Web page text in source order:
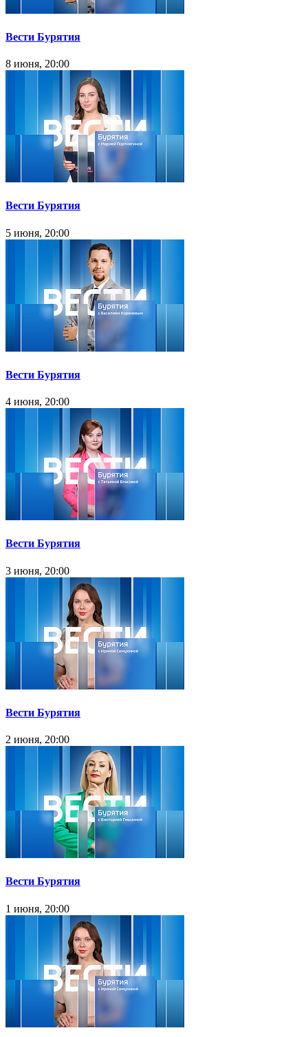
Вести Бурятия
8 июня, 20:00
Вести Бурятия
5 июня, 20:00
Вести Бурятия
4 июня, 20:00
Вести Бурятия
3 июня, 20:00
Вести Бурятия
2 июня, 20:00
Вести Бурятия
1 июня, 20:00